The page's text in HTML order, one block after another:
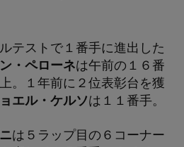
テストで１番手に進出した
・ペローネは午前の１６番
。１年前に２位表彰台を獲
エル・ケルソは１１番手。
は５ラップ目の６コーナー